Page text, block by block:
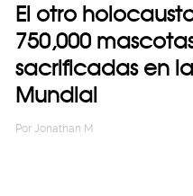
El otro
750,000
sacrificadas en
Mundial
Por Jonathan M